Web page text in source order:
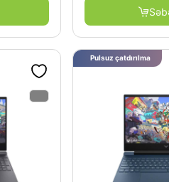
Pulsuz çatdırılma